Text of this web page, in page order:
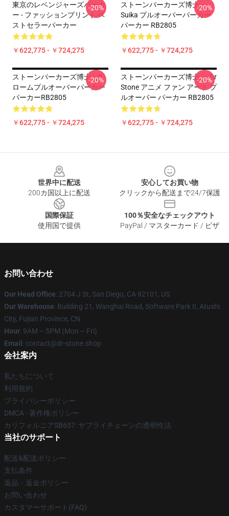
東京のレベンジャーズパーカ
ー - ファッションプリント ベ
ストセラーパーカー
￥622,775 - ￥724,275
-20%
ストーンパーカーズ博士 -
Suika プルオーバーパーカー
パーカー RB2805
￥622,775 - ￥724,275
-20%
ストーンパーカーズ博士 - ク
ロームプルオーバーパーカー
パーカーRB2805
￥622,775 - ￥724,275
-20%
ストーンパーカーズ博士 ・ Dr
Stone アニメ ファン アート プ
ルオーバー パーカー RB2805
￥622,775 - ￥724,275
-20%
世界中に配送
200カ国以上に配送
安心してお買い物
クリックから配送まで24/7保護
国際保証
使用国で提供
100％安全なチェックアウト
PayPal / マスターカード / ビザ
お問い合わせ
Our Head Office: 2704 J St, San Diego, CA 92101, US
Our Warehouse: Building 21, Wanghai Road, Software Park II, Atushi
City, Fujian Province, CN
Hour: 9AM – 5PM (Mon – Fri)
Email : contact@dr-stone.shop
会社案内
私たちについて
利用規約
プライバシーポリシー
DMCA - 著作権ポリシー
カリフォルニアSB657: サプライチェーンの透明性法
当社のサポート
配送&配送ポリシー
支払条件
返品・返金ポリシー
お問い合わせ
カスタマーサポート(FAQ)